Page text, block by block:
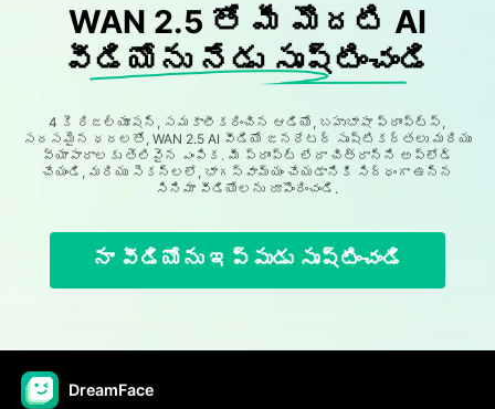
WAN 2.5 తో మీ మొదటి AI
వీడియోను నేడు సృష్టించండి
4 కె రిజల్యూషన్, సమకాలీకరించిన ఆడియో, బహుభాషా ప్రాంప్ట్స్,
సరసమైన ధరలతో, WAN 2.5 AI వీడియో జనరేటర్ సృష్టికర్తలు మరియు
వ్యాపారాలకు తెలివైన ఎంపిక. మీ ప్రాంప్ట్ లేదా చిత్రాన్ని అప్లోడ్
చేయండి, మరియు సెకన్లలో, భాగస్వామ్యం చేయడానికి సిద్ధంగా ఉన్న
సినిమా వీడియోలను రూపొందించండి.
నా వీడియోను ఇప్పుడు సృష్టించండి
DreamFace